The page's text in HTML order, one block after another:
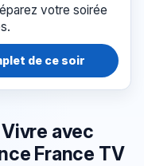
votre soirée
de ce soir
avec
France TV